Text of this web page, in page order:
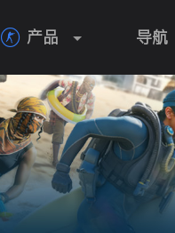
 产品 导航